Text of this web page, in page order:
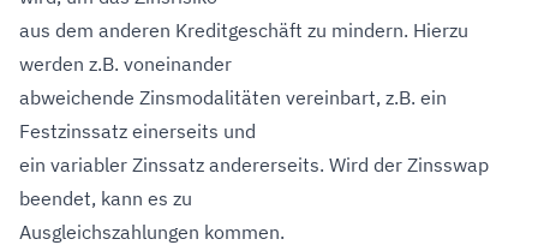
aus dem anderen Kreditgeschäft zu mindern. Hierzu
werden z.B. voneinander
abweichende Zinsmodalitäten vereinbart, z.B. ein
Festzinssatz einerseits und
ein variabler Zinssatz andererseits. Wird der Zinsswap
beendet, kann es zu
Ausgleichszahlungen kommen.